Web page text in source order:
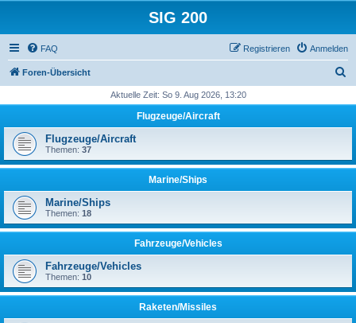
SIG 200
FAQ Anmelden
Registrieren
Foren-Übersicht
h
Aktuelle Zeit: So 9. Aug 2026, 13:20
Flugzeuge/Aircraft
Flugzeuge/Aircraft
Themen: 37
Marine/Ships
Marine/Ships
Themen: 18
Fahrzeuge/Vehicles
Fahrzeuge/Vehicles
Themen: 10
Raketen/Missiles